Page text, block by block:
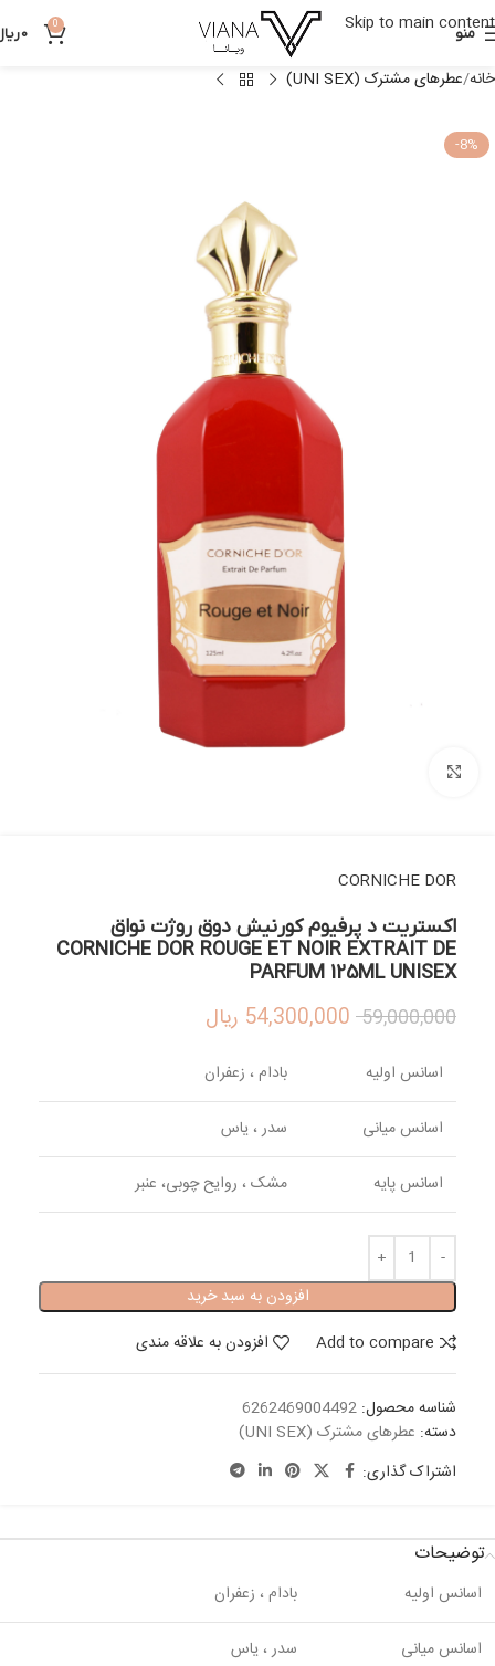
Skip to main content
منو 0
0
خانه عطرهای مشترک (UNI SEX)
-8%
CORNICHE DOR
اکستریت د پرفیوم کورنیش دوق روژت نواق
CORNICHE DOR ROUGE ET NOIR EXTRAIT DE
PARFUM 125ML UNISEX
59,000,000
54,300,000 ریال
اسانس اولیه بادام ، زعفران
اسانس میانی سدر ، یاس
اسانس پایه مشک ، روایح چوبی، عنبر
افزودن به سبد خرید
Add to compare
افزودن به علاقه مندی
شناسه محصول: 6262469004492
دسته: عطرهای مشترک (UNI SEX)
اشتراک گذاری:
توضیحات
اسانس اولیه بادام ، زعفران
اسانس میانی سدر ، یاس